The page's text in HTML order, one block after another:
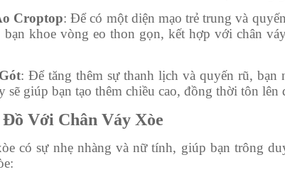
Croptop: Để có một diện mạo trẻ trung và
bạn khoe vòng eo thon gọn, kết hợp với chân
: Để tăng thêm sự thanh lịch và quyến rũ,
sẽ giúp bạn tạo thêm chiều cao, đồng thời tôn lên
Với Chân Váy Xòe
có sự nhẹ nhàng và nữ tính, giúp bạn trông